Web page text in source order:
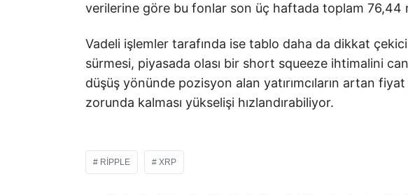
verilerine göre bu fonlar son üç haftada toplam 76,44
Vadeli işlemler tarafında ise tablo daha da dikkat
sürmesi, piyasada olası bir short squeeze ihtimalini
düşüş yönünde pozisyon alan yatırımcıların artan
zorunda kalması yükselişi hızlandırabiliyor.
RIPPLE XRP